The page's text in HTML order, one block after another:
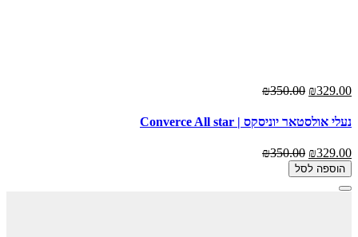
₪329.00
₪350.00
נעלי אולסטאר יוניסקס | Converce All star
₪329.00
₪350.00
הוספה לסל